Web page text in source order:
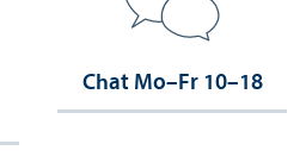
Chat Mo–Fr 10–18